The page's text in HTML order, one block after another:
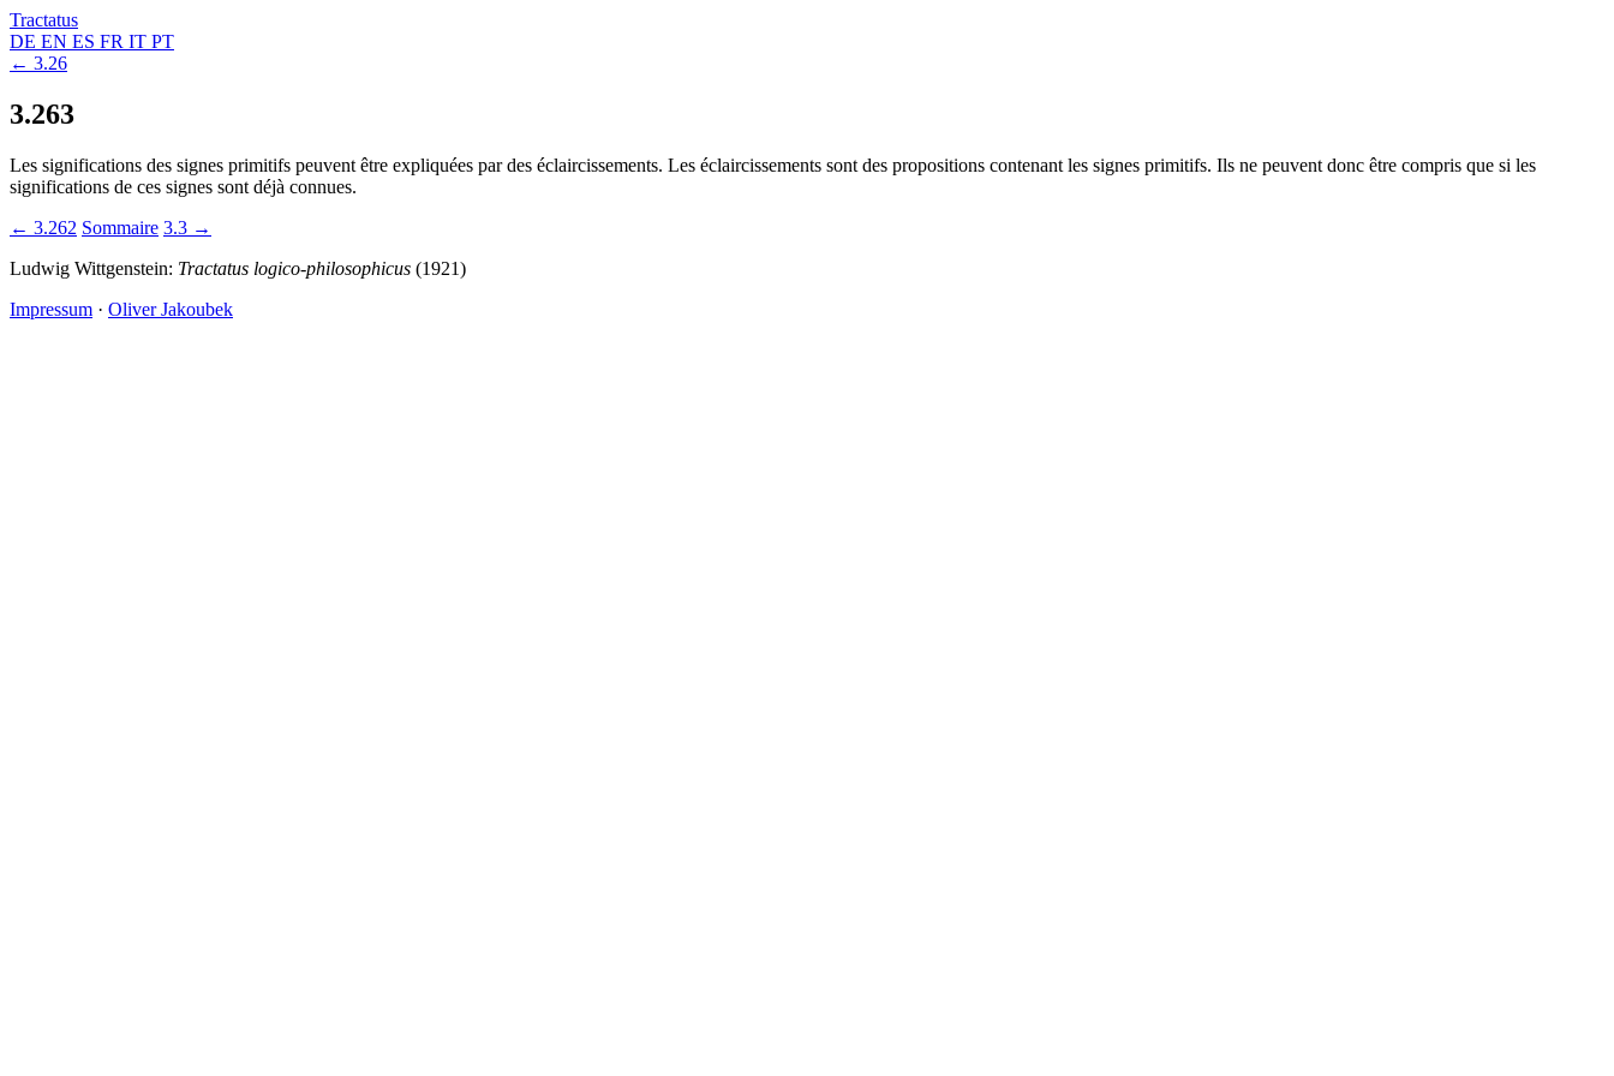
Tractatus
DE EN ES FR IT PT
← 3.26
3.263
Les significations des signes primitifs peuvent être expliquées par des éclaircissements. Les éclaircissements sont des propositions contenant les signes primitifs. Ils ne peuvent donc être compris que si les
significations de ces signes sont déjà connues.
← 3.262 Sommaire 3.3 →
Ludwig Wittgenstein: Tractatus logico-philosophicus (1921)
Impressum · Oliver Jakoubek